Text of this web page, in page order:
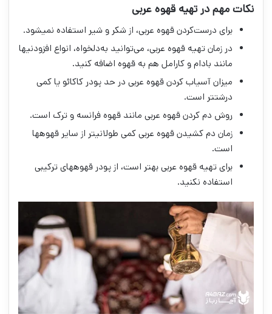
نکات مهم در تهیه قهوه عربی
برای درست‌کردن قهوه عربی، از شکر و شیر استفاده نمی‎شود.
در زمان تهیه قهوه عربی، می‌توانید به‌دلخواه، انواع افزودنی‎ها
مانند بادام و کارامل هم به قهوه اضافه کنید.
میزان آسیاب کردن قهوه عربی در حد پودر کاکائو یا کمی
درشت‎تر است.
روش دم کردن قهوه عربی مانند قهوه فرانسه و ترک است.
زمان دم کشیدن قهوه عربی کمی طولانی‎تر از سایر قهوه‎ها
است.
برای تهیه قهوه عربی بهتر است، از پودر قهوه‎های ترکیبی
استفاده نکنید.